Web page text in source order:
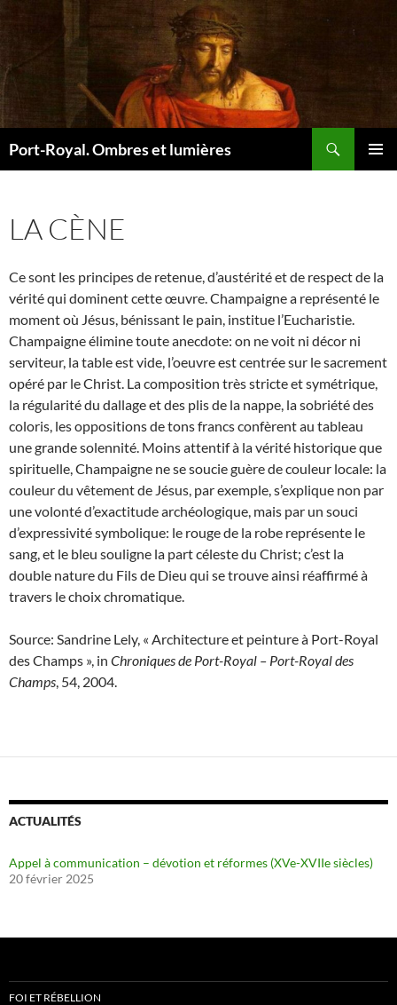
Port-Royal. Ombres et lumières
LA CÈNE
Ce sont les principes de retenue, d’austérité et de respect de la
vérité qui dominent cette œuvre. Champaigne a représenté le
moment où Jésus, bénissant le pain, institue l’Eucharistie.
Champaigne élimine toute anecdote: on ne voit ni décor ni
serviteur, la table est vide, l’oeuvre est centrée sur le sacrement
opéré par le Christ. La composition très stricte et symétrique,
la régularité du dallage et des plis de la nappe, la sobriété des
coloris, les oppositions de tons francs confèrent au tableau
une grande solennité. Moins attentif à la vérité historique que
spirituelle, Champaigne ne se soucie guère de couleur locale: la
couleur du vêtement de Jésus, par exemple, s’explique non par
une volonté d’exactitude archéologique, mais par un souci
d’expressivité symbolique: le rouge de la robe représente le
sang, et le bleu souligne la part céleste du Christ; c’est la
double nature du Fils de Dieu qui se trouve ainsi réaffirmé à
travers le choix chromatique.
Source: Sandrine Lely, « Architecture et peinture à Port-Royal
des Champs », in Chroniques de Port-Royal – Port-Royal des
Champs , 54, 2004.
ACTUALITÉS
Appel à communication – dévotion et réformes (XVe-XVIIe siècles)
20 février 2025
FOI ET RÉBELLION